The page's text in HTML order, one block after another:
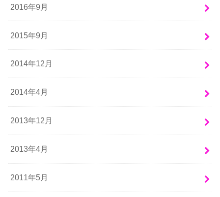
2016年9月
2015年9月
2014年12月
2014年4月
2013年12月
2013年4月
2011年5月